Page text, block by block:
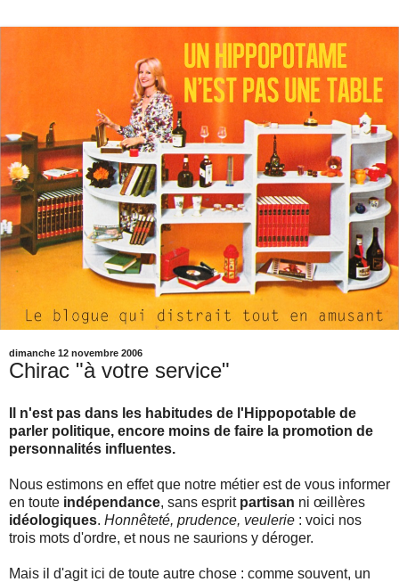
dimanche 12 novembre 2006
Chirac "à votre service"
Il n'est pas dans les habitudes de l'Hippopotable de
parler politique, encore moins de faire la promotion de
personnalités influentes.
Nous estimons en effet que notre métier est de vous informer
en toute indépendance, sans esprit partisan ni œillères
idéologiques. Honnêteté, prudence, veulerie : voici nos
trois mots d'ordre, et nous ne saurions y déroger.
Mais il d'agit ici de toute autre chose : comme souvent, un